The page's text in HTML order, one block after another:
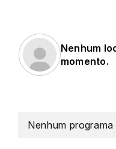
Nenhum
momento.